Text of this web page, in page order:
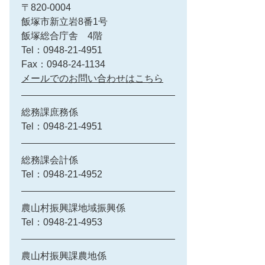
〒820-0004
飯塚市新立岩8番1号
飯塚総合庁舎 4階
Tel：0948-21-4951
Fax：0948-24-1134
メールでのお問い合わせはこちら
総務課庶務係
Tel：0948-21-4951
総務課会計係
Tel：0948-21-4952
農山村振興課地域振興係
Tel：0948-21-4953
農山村振興課農地係